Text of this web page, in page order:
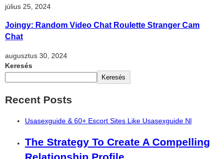
július 25, 2024
Joingy: Random Video Chat Roulette Stranger Cam
Chat
augusztus 30, 2024
Keresés
Keresés
Recent Posts
Usasexguide & 60+ Escort Sites Like Usasexguide Nl
The Strategy To Create A Compelling
Relationship Profile